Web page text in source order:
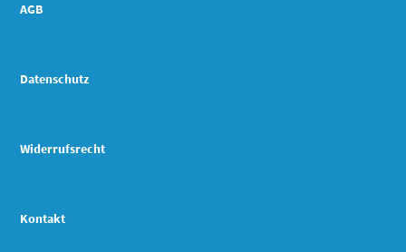
AGB
Datenschutz
Widerrufsrecht
Kontakt